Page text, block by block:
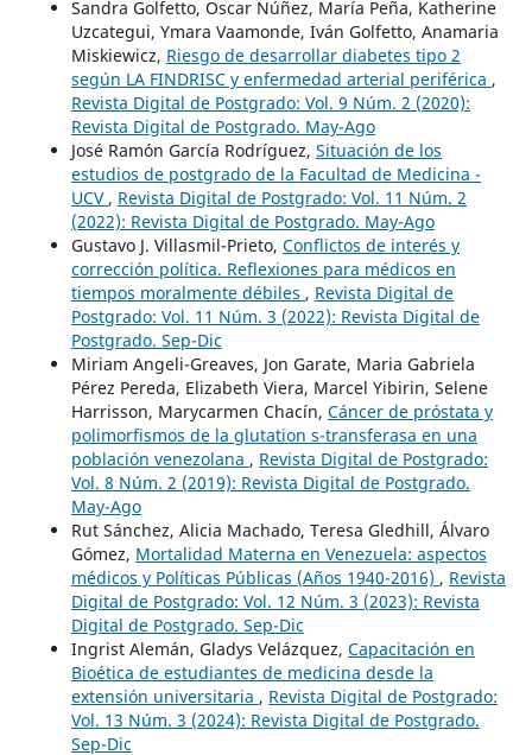
Sandra Golfetto, Oscar Núñez, María Peña, Katherine
Uzcategui, Ymara Vaamonde, Iván Golfetto, Anamaria
Miskiewicz, Riesgo de desarrollar diabetes tipo 2
según LA FINDRISC y enfermedad arterial periférica ,
Revista Digital de Postgrado: Vol. 9 Núm. 2 (2020):
Revista Digital de Postgrado. May-Ago
José Ramón García Rodríguez, Situación de los
estudios de postgrado de la Facultad de Medicina -
UCV , Revista Digital de Postgrado: Vol. 11 Núm. 2
(2022): Revista Digital de Postgrado. May-Ago
Gustavo J. Villasmil-Prieto, Conflictos de interés y
corrección política. Reflexiones para médicos en
tiempos moralmente débiles , Revista Digital de
Postgrado: Vol. 11 Núm. 3 (2022): Revista Digital de
Postgrado. Sep-Dic
Miriam Angeli-Greaves, Jon Garate, Maria Gabriela
Pérez Pereda, Elizabeth Viera, Marcel Yibirin, Selene
Harrisson, Marycarmen Chacín, Cáncer de próstata y
polimorfismos de la glutation s-transferasa en una
población venezolana , Revista Digital de Postgrado:
Vol. 8 Núm. 2 (2019): Revista Digital de Postgrado.
May-Ago
Rut Sánchez, Alicia Machado, Teresa Gledhill, Álvaro
Gómez, Mortalidad Materna en Venezuela: aspectos
médicos y Políticas Públicas (Años 1940-2016) , Revista
Digital de Postgrado: Vol. 12 Núm. 3 (2023): Revista
Digital de Postgrado. Sep-Dic
Ingrist Alemán, Gladys Velázquez, Capacitación en
Bioética de estudiantes de medicina desde la
extensión universitaria , Revista Digital de Postgrado:
Vol. 13 Núm. 3 (2024): Revista Digital de Postgrado.
Sep-Dic